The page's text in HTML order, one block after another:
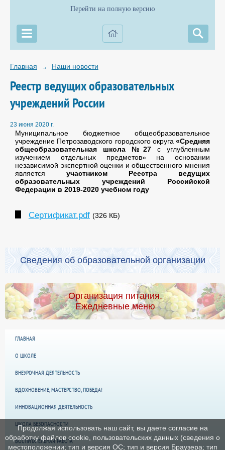
Перейти на полную версию
Главная → Наши новости
Реестр ведущих образовательных
учреждений России
23 июня 2020 г.
Муниципальное бюджетное общеобразовательное
учреждение Петрозаводского городского округа «Средняя
общеобразовательная школа №27 с углубленным
изучением отдельных предметов» на основании
независимой экспертной оценки и общественного мнения
является участником Реестра ведущих
образовательных учреждений Российской
Федерации в 2019-2020 учебном году
Сертификат.pdf (326 КБ)
Сведения об образовательной организации
Организация питания.
Ежедневные меню
ГЛАВНАЯ
О ШКОЛЕ
ВНЕУРОЧНАЯ ДЕЯТЕЛЬНОСТЬ
ВДОХНОВЕНИЕ, МАСТЕРСТВО, ПОБЕДА!
ИННОВАЦИОННАЯ ДЕЯТЕЛЬНОСТЬ
ШКОЛА БЕЗОПАСНОСТИ
ВОСПИТАТЕЛЬНАЯ РАБОТА
Продолжая использовать наш сайт, вы даете согласие на
обработку файлов cookie, пользовательских данных (сведения о
местоположении; тип и версия ОС; тип и версия Браузера; тип